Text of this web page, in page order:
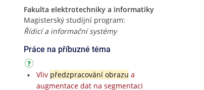
Fakulta elektrotechniky a informatiky
Magisterský studijní program:
Řídicí a informační systémy
Práce na příbuzné téma
Vliv předzpracování obrazu a
augmentace dat na segmentaci